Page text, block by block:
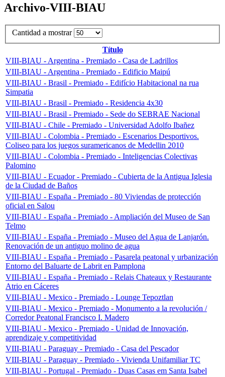
Archivo-VIII-BIAU
Cantidad a mostrar
Título
VIII-BIAU - Argentina - Premiado - Casa de Ladrillos
VIII-BIAU - Argentina - Premiado - Edificio Maipú
VIII-BIAU - Brasil - Premiado - Edifício Habitacional na rua
Simpatia
VIII-BIAU - Brasil - Premiado - Residencia 4x30
VIII-BIAU - Brasil - Premiado - Sede do SEBRAE Nacional
VIII-BIAU - Chile - Premiado - Universidad Adolfo Ibañez
VIII-BIAU - Colombia - Premiado - Escenarios Desportivos.
Coliseo para los juegos suramericanos de Medellin 2010
VIII-BIAU - Colombia - Premiado - Inteligencias Colectivas
Palomino
VIII-BIAU - Ecuador - Premiado - Cubierta de la Antigua Iglesia
de la Ciudad de Baños
VIII-BIAU - España - Premiado - 80 Viviendas de protección
oficial en Salou
VIII-BIAU - España - Premiado - Ampliación del Museo de San
Telmo
VIII-BIAU - España - Premiado - Museo del Agua de Lanjarón.
Renovación de un antiguo molino de agua
VIII-BIAU - España - Premiado - Pasarela peatonal y urbanización
Entorno del Baluarte de Labrit en Pamplona
VIII-BIAU - España - Premiado - Relais Chateaux y Restaurante
Atrio en Cáceres
VIII-BIAU - Mexico - Premiado - Lounge Tepoztlan
VIII-BIAU - Mexico - Premiado - Monumento a la revolución /
Corredor Peatonal Francisco I. Madero
VIII-BIAU - Mexico - Premiado - Unidad de Innovación,
aprendizaje y competitividad
VIII-BIAU - Paraguay - Premiado - Casa del Pescador
VIII-BIAU - Paraguay - Premiado - Vivienda Unifamiliar TC
VIII-BIAU - Portugal - Premiado - Duas Casas em Santa Isabel